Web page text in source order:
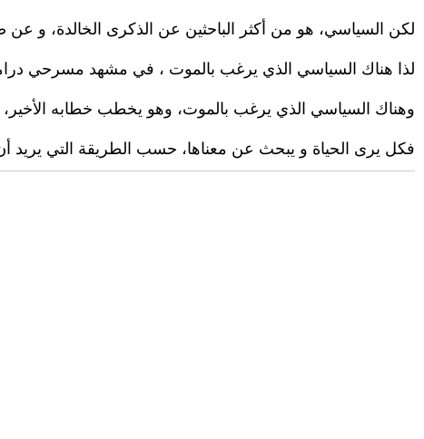
لكن السياسي، هو من أكثر الباحثين عن الذكرى الخالدة، و
لذا هناك السياسي الذي يرغب بالموت ، في مشهد مسرحي
وهناك السياسي الذي يرغب بالموت، وهو يخطب خطابه
فكل يرى الحياة و يبحث عن معناها، حسب الطريقة التي يريد أن